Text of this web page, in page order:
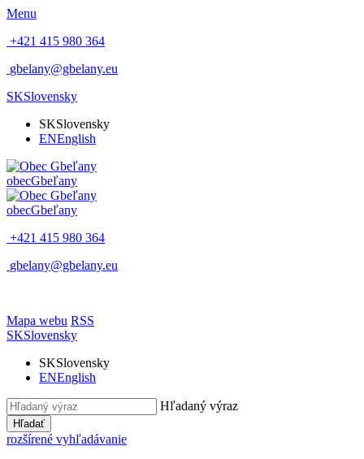
Menu
+421 415 980 364
gbelany@gbelany.eu
SKSlovensky
SKSlovensky
ENEnglish
obecGbeľany
obecGbeľany
+421 415 980 364
gbelany@gbelany.eu
Mapa webu RSS
SKSlovensky
SKSlovensky
ENEnglish
Hľadaný výraz
Hľadať
rozšírené vyhľadávanie